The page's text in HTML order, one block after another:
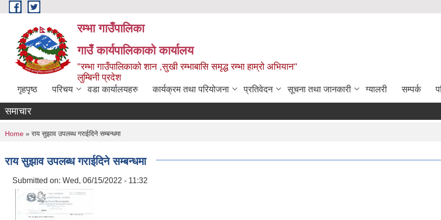
Skip to main content
रम्भा गाउँपालिका
गाउँ कार्यपालिकाको कार्यालय
"रम्भा गाउँपालिकाको शान ,सुखी रम्भाबासि समृद्ध रम्भा हाम्रो अभियान"
लुम्बिनी प्रदेश
गृहपृष्ठ परिचय वडा कार्यालयहरु कार्यक्रम तथा परियोजना प्रतिवेदन सूचना तथा जानकारी ग्यालरी सम्पर्क
समाचार
You are here
Home » राय सुझाव उपलब्ध गराईदिने सम्बन्धमा
राय सुझाव उपलब्ध गराईदिने सम्बन्धमा
Submitted on: Wed, 06/15/2022 - 11:32